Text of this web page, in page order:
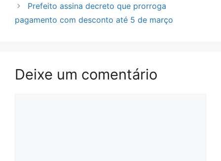
Prefeito assina decreto que prorroga
pagamento com desconto até 5 de março
Deixe um comentário